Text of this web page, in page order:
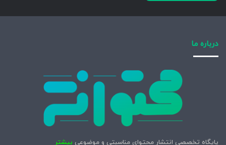
درباره ما
پایگاه تخصصی انتشار محتوای مناسبتی و موضوعی بیشتر